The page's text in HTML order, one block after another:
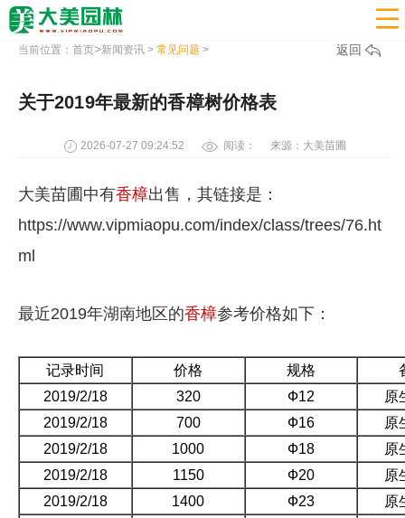

当前位置： 首页>新闻资讯> 常见问题 > 返回
关于2019年最新的香樟树价格表
2026-07-27 09:24:52 阅读： 来源：大美苗圃
大美苗圃中有香樟出售，其链接是：
https://www.vipmiaopu.com/index/class/trees/76.ht
ml
最近2019年湖南地区的香樟参考价格如下：
记录时间 价格 规格
2019/2/18
320 Ф12
原
2019/2/18
700 Ф16
原
2019/2/18
1000 Ф18
原
2019/2/18
1150 Ф20
原
2019/2/18
1400 Ф23
原